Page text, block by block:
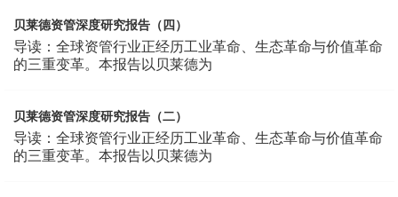
贝莱德资管深度研究报告（四）
导读：全球资管行业正经历工业革命、生态革命与价值革命
的三重变革。本报告以贝莱德为
贝莱德资管深度研究报告（二）
导读：全球资管行业正经历工业革命、生态革命与价值革命
的三重变革。本报告以贝莱德为